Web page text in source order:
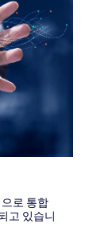
로 통합
고 있습니